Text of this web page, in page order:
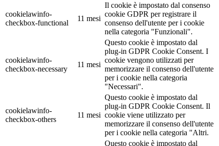
cookielawinfo-
checkbox-functional
11 mesi
Il cookie è impostato dal consenso
cookie GDPR per registrare il
consenso dell'utente per i cookie
nella categoria "Funzionali".
cookielawinfo-
checkbox-necessary
11 mesi
Questo cookie è impostato dal
plug-in GDPR Cookie Consent. I
cookie vengono utilizzati per
memorizzare il consenso dell'utente
per i cookie nella categoria
"Necessari".
cookielawinfo-
checkbox-others
11 mesi
Questo cookie è impostato dal
plug-in GDPR Cookie Consent. Il
cookie viene utilizzato per
memorizzare il consenso dell'utente
per i cookie nella categoria "Altri.
Questo cookie è impostato dal